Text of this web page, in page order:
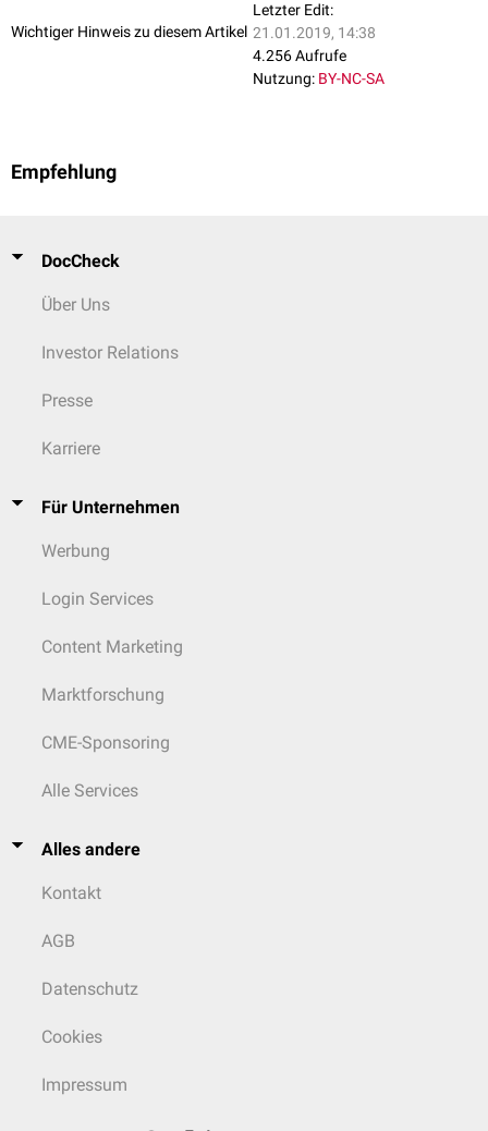
Wichtiger Hinweis zu diesem Artikel
Letzter Edit:
21.01.2019, 14:38
4.256 Aufrufe
Nutzung: BY-NC-SA
Empfehlung
DocCheck
Über Uns
Investor Relations
Presse
Karriere
Für Unternehmen
Werbung
Login Services
Content Marketing
Marktforschung
CME-Sponsoring
Alle Services
Alles andere
Kontakt
AGB
Datenschutz
Cookies
Impressum